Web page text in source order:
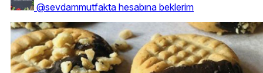
@sevdammutfakta hesabına beklerim